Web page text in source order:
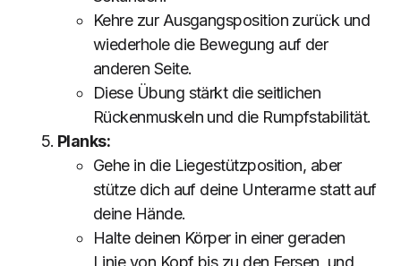
Kehre zur Ausgangsposition zurück und
wiederhole die Bewegung auf der
anderen Seite.
Diese Übung stärkt die seitlichen
Rückenmuskeln und die Rumpfstabilität.
Planks:
Gehe in die Liegestützposition, aber
stütze dich auf deine Unterarme statt auf
deine Hände.
Halte deinen Körper in einer geraden
Linie von Kopf bis zu den Fersen, und